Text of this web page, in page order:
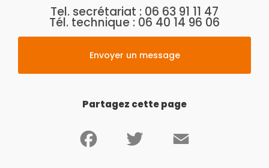
Tel. secrétariat : 06 63 91 11 47
Tél. technique : 06 40 14 96 06
Envoyer un message
Partagez cette page